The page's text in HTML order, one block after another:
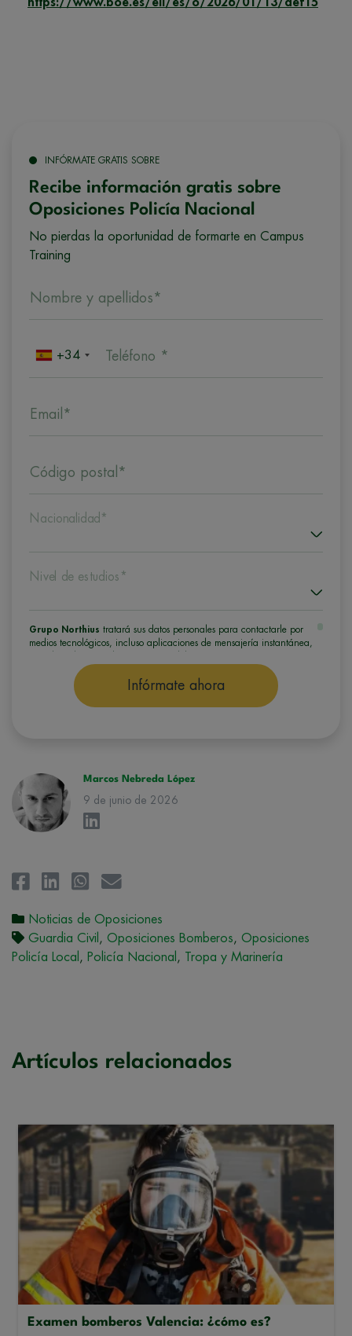
INFÓRMATE GRATIS SOBRE
Recibe información gratis sobre
Oposiciones Policía Nacional
No pierdas la oportunidad de formarte en Campus
Training
Nombre y apellidos*
+34 Teléfono *
Email*
Código postal*
Nacionalidad*
Nivel de estudios*
Grupo Northius tratará sus datos personales para contactarle por
medios tecnológicos, incluso aplicaciones de mensajería instantánea,
seleccionado o de otros directamente relacionados con el interés
manifestado y, en su caso, para tramitar la contratación
correspondiente. Compartiremos su solicitud con las empresas que
Grupo Northius, con el objeto de que estas puedan
Infórmate ahora
Marcos Nebreda López
9 de junio de 2026
Noticias de Oposiciones
Guardia Civil , Oposiciones Bomberos, Oposiciones
Policía Local , Policía Nacional , Tropa y Marinería
Artículos relacionados
Examen bomberos Valencia: ¿cómo es?